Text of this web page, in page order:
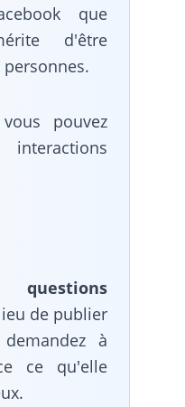
que
d'être
pouvez
questions
de publier
à
ce qu'elle